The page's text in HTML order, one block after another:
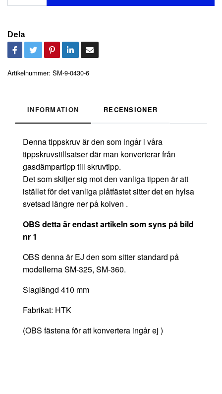
Dela
Artikelnummer: SM-9-0430-6
INFORMATION RECENSIONER
Denna tippskruv är den som ingår i våra
tippskruvstillsatser där man konverterar från
gasdämpartipp till skruvtipp.
Det som skiljer sig mot den vanliga tippen är att
istället för det vanliga plåtfästet sitter det en hylsa
svetsad längre ner på kolven .
OBS detta är endast artikeln som syns på bild
nr 1
OBS denna är EJ den som sitter standard på
modellerna SM-325, SM-360.
Slaglängd 410 mm
Fabrikat: HTK
(OBS fästena för att konvertera ingår ej )